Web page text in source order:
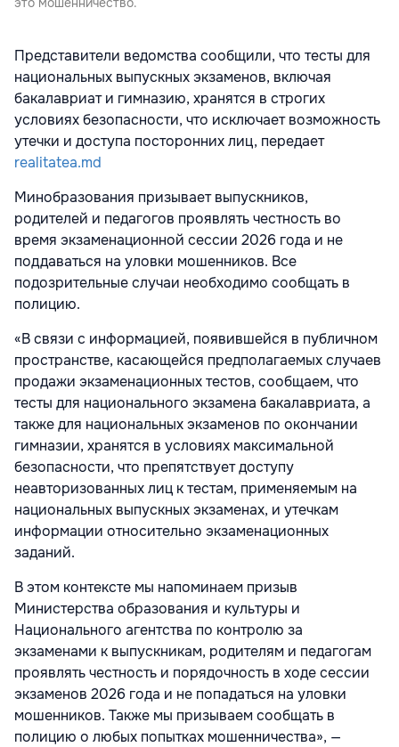
Представители ведомства сообщили, что тесты для
национальных выпускных экзаменов, включая
бакалавриат и гимназию, хранятся в строгих
условиях безопасности, что исключает возможность
утечки и доступа посторонних лиц, передает
realitatea.md
Минобразования призывает выпускников,
родителей и педагогов проявлять честность во
время экзаменационной сессии 2026 года и не
поддаваться на уловки мошенников. Все
подозрительные случаи необходимо сообщать в
полицию.
«В связи с информацией, появившейся в публичном
пространстве, касающейся предполагаемых случаев
продажи экзаменационных тестов, сообщаем, что
тесты для национального экзамена бакалавриата, а
также для национальных экзаменов по окончании
гимназии, хранятся в условиях максимальной
безопасности, что препятствует доступу
неавторизованных лиц к тестам, применяемым на
национальных выпускных экзаменах, и утечкам
информации относительно экзаменационных
заданий.
В этом контексте мы напоминаем призыв
Министерства образования и культуры и
Национального агентства по контролю за
экзаменами к выпускникам, родителям и педагогам
проявлять честность и порядочность в ходе сессии
экзаменов 2026 года и не попадаться на уловки
мошенников. Также мы призываем сообщать в
полицию о любых попытках мошенничества», —